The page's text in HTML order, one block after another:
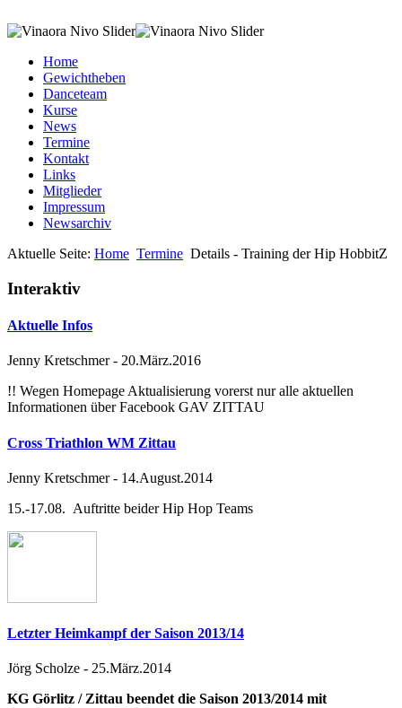
Home
Gewichtheben
Danceteam
Kurse
News
Termine
Kontakt
Links
Mitglieder
Impressum
Newsarchiv
Aktuelle Seite: Home Termine Details - Training der Hip HobbitZ
Interaktiv
Aktuelle Infos
Jenny Kretschmer- 20.März.2016
!! Wegen Homepage Aktualisierung vorerst nur alle aktuellen
Informationen über Facebook GAV ZITTAU
Cross Triathlon WM Zittau
Jenny Kretschmer- 14.August.2014
15.-17.08. Auftritte beider Hip Hop Teams
Letzter Heimkampf der Saison 2013/14
Jörg Scholze - 25.März.2014
KG Görlitz / Zittau beendet die Saison 2013/2014 mit